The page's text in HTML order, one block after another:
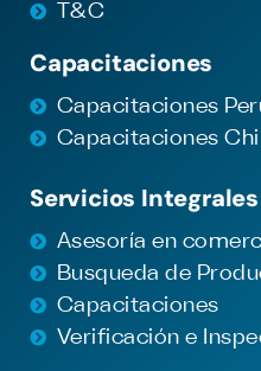
T&C
Capacitaciones
Capacitaciones
Capacitaciones
Servicios Integrales
Asesoría en
Busqueda de
Capacitaciones
Verificación e